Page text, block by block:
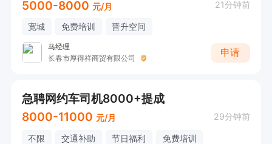
5000-8000 元/月 21分钟前
宽城 免费培训 晋升空间
马经理
长春市厚得祥商贸有限公司
申请
急聘网约车司机8000+提成
8000-11000 元/月 29分钟前
不限 交通补助 节日福利 免费培训